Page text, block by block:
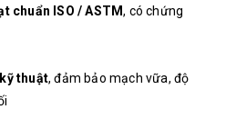
chuẩn ISO / ASTM, có chứng
thuật, đảm bảo mạch vữa, độ